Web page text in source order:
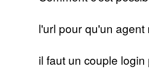
l'url pour qu'un
il faut un couple login